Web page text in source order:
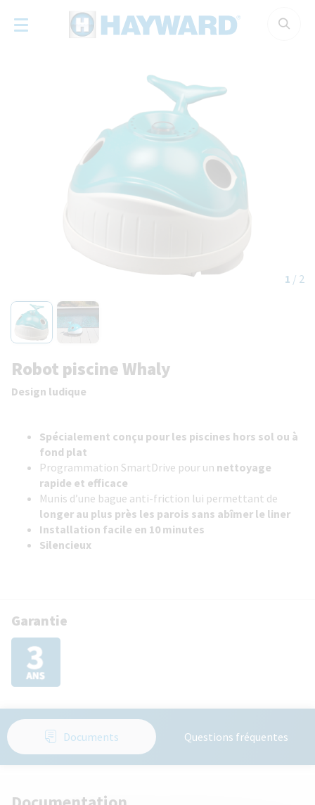
1 / 2
Robot piscine Whaly
Design ludique
Spécialement conçu pour les piscines hors sol ou à
fond plat
Programmation SmartDrive pour un nettoyage
rapide et efficace
Munis d’une bague anti-friction lui permettant de
longer au plus près les parois sans abîmer le liner
Installation facile en 10 minutes
Silencieux
Garantie
Documents Questions fréquentes